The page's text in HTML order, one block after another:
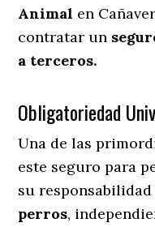
Animal en
contratar un
a terceros.
Obligatoriedad
Una de las
este seguro para
su responsabilidad
perros,